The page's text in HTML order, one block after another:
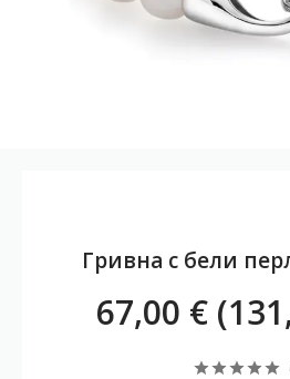
Гривна с бели
67,00 €